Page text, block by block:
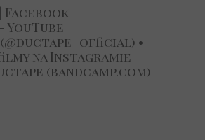
Facebook
YouTube
(@ductape_official) •
na Instagramie
(bandcamp.com)